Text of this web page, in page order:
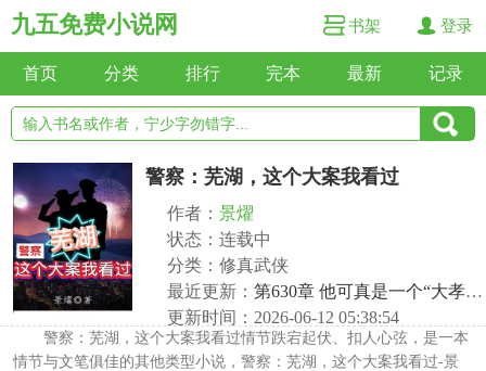
九五免费小说网 书架 登录
首页 分类 排行 完本 最新 记录
警察：芜湖，这个大案我看过
作者： 景燿
状态：连载中
分类：修真武侠
最近更新： 第630章 他可真是一个“大孝子”啊！
更新时间：2026-06-12 05:38:54
警察：芜湖，这个大案我看过情节跌宕起伏、扣人心弦，是一本
情节与文笔俱佳的其他类型小说，警察：芜湖，这个大案我看过-景